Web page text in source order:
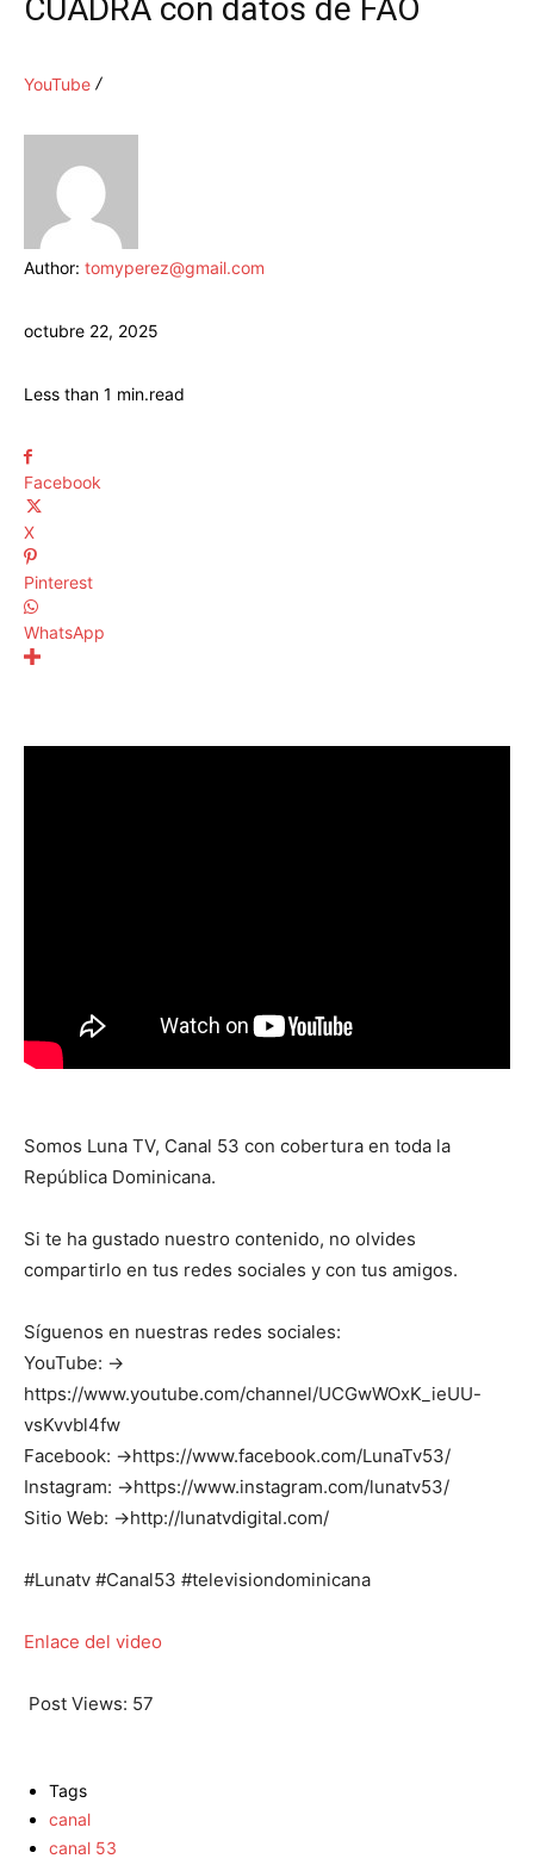
CUADRA con datos de FAO
YouTube
Author: tomyperez@gmail.com
octubre 22, 2025
Less than 1 min.read
Facebook
X
Pinterest
WhatsApp
Somos Luna TV, Canal 53 con cobertura en toda la
República Dominicana.
Si te ha gustado nuestro contenido, no olvides
compartirlo en tus redes sociales y con tus amigos.
Síguenos en nuestras redes sociales:
YouTube: →
https://www.youtube.com/channel/UCGwWOxK_ieUU-
vsKvvbl4fw
Facebook: →https://www.facebook.com/LunaTv53/
Instagram: →https://www.instagram.com/lunatv53/
Sitio Web: →http://lunatvdigital.com/
#Lunatv #Canal53 #televisiondominicana
Enlace del video
Post Views: 57
Tags
canal
canal 53